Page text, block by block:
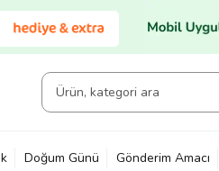
Doğum Günü Gönderim Amacı